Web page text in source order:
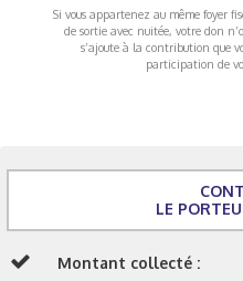
Si vous appartenez au même foyer
de sortie avec nuitée, votre don
s’ajoute à la contribution que
participation de
LE
Montant collecté :